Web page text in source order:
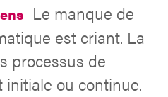
Le manque de
est criant. La
processus de
ou continue.